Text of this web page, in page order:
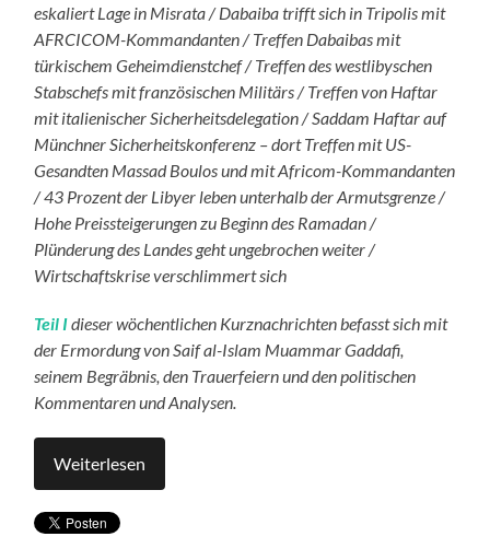
eskaliert Lage in Misrata / Dabaiba trifft sich in Tripolis mit
AFRCICOM-Kommandanten / Treffen Dabaibas mit
türkischem Geheimdienstchef / Treffen des westlibyschen
Stabschefs mit französischen Militärs / Treffen von Haftar
mit italienischer Sicherheitsdelegation / Saddam Haftar auf
Münchner Sicherheitskonferenz – dort Treffen mit US-
Gesandten Massad Boulos und mit Africom-Kommandanten
/ 43 Prozent der Libyer leben unterhalb der Armutsgrenze /
Hohe Preissteigerungen zu Beginn des Ramadan /
Plünderung des Landes geht ungebrochen weiter /
Wirtschaftskrise verschlimmert sich
Teil Idieser wöchentlichen Kurznachrichten befasst sich mit
der Ermordung von Saif al-Islam Muammar Gaddafi,
seinem Begräbnis, den Trauerfeiern und den politischen
Kommentaren und Analysen.
Weiterlesen